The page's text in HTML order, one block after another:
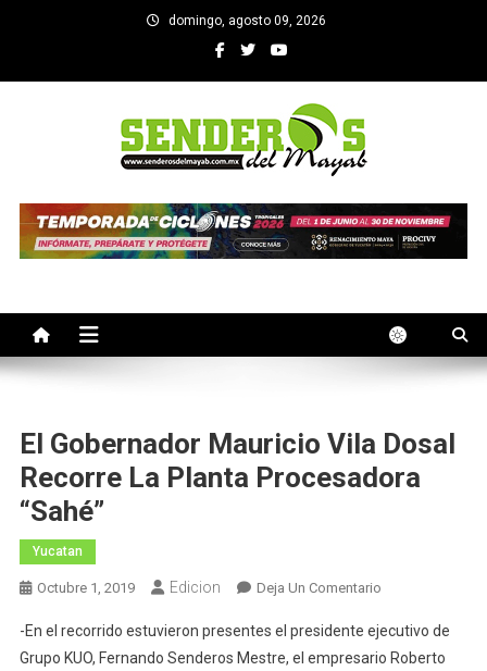
domingo, agosto 09, 2026
SENDEROS DEL MAYAB
El Gobernador Mauricio Vila Dosal
Recorre La Planta Procesadora
“Sahé”
Yucatan
Octubre 1, 2019 Edicion Deja Un ComentarioEn
Gobernador
Mauricio
-En el recorrido estuvieron presentes el presidente ejecutivo de
Grupo KUO, Fernando Senderos Mestre, el empresario Roberto